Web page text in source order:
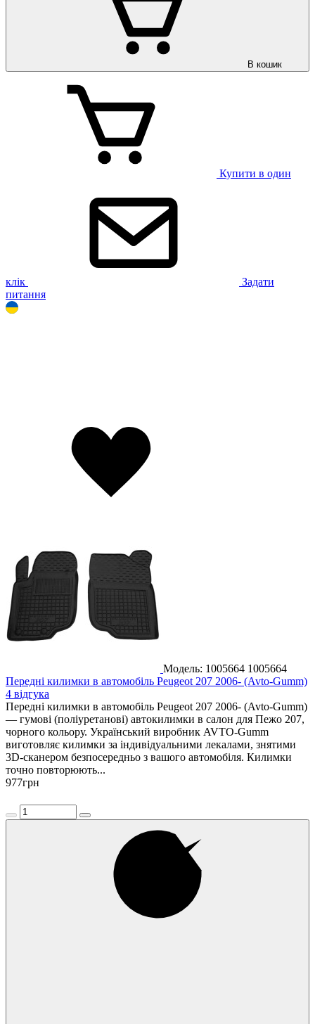
В кошик
Купити в один
клік
Задати
питання
Модель: 1005664 1005664
Передні килимки в автомобіль Peugeot 207 2006- (Avto-Gumm)
4 відгука
Передні килимки в автомобіль Peugeot 207 2006- (Avto-Gumm)
— гумові (поліуретанові) автокилимки в салон для Пежо 207,
чорного кольору. Український виробник AVTO-Gumm
виготовляє килимки за індивідуальними лекалами, знятими
3D-сканером безпосередньо з вашого автомобіля. Килимки
точно повторюють...
977грн